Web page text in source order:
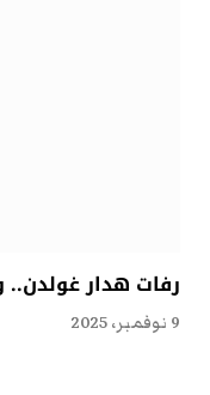
رفات هدار غولدن..
9 نوفمبر، 2025